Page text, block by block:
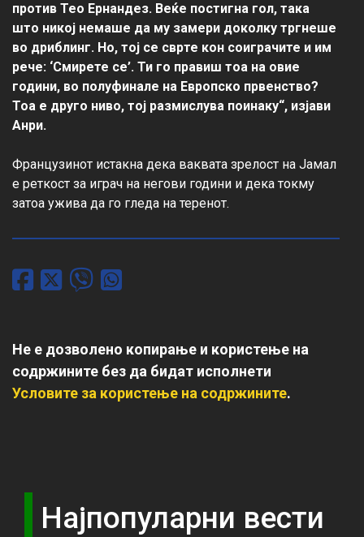
против Тео Ернандез. Веќе постигна гол, така
што никој немаше да му замери доколку тргнеше
во дриблинг. Но, тој се сврте кон соиграчите и им
рече: ‘Смирете се’. Ти го правиш тоа на овие
години, во полуфинале на Европско првенство?
Тоа е друго ниво, тој размислува поинаку“, изјави
Анри.
Французинот истакна дека ваквата зрелост на Јамал
е реткост за играч на негови години и дека токму
затоа ужива да го гледа на теренот.
Не е дозволено копирање и користење на
содржините без да бидат исполнети
Условите за користење на содржините.
Најпопуларни вести